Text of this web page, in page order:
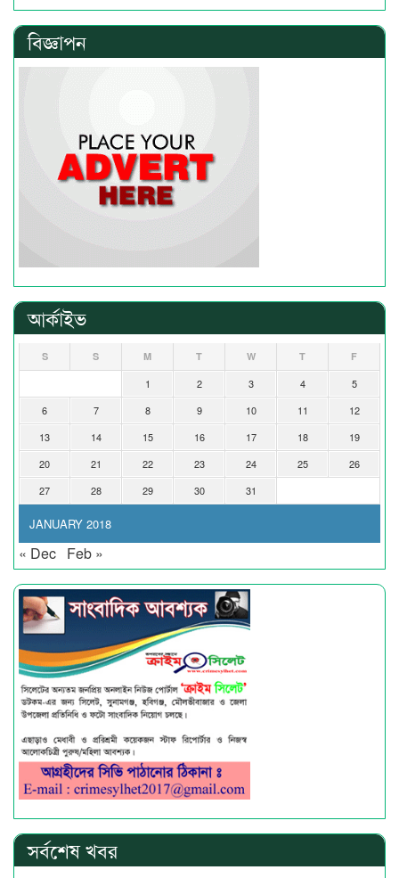
বিজ্ঞাপন
আর্কাইভ
JANUARY 2018
S S M T W T F
1 2 3 4
5
6
7 8 9 10 11
12
13
14 15 16 17 18
19
20
21 22 23 24 25
26
27
28 29 30 31
« Dec Feb »
সর্বশেষ খবর